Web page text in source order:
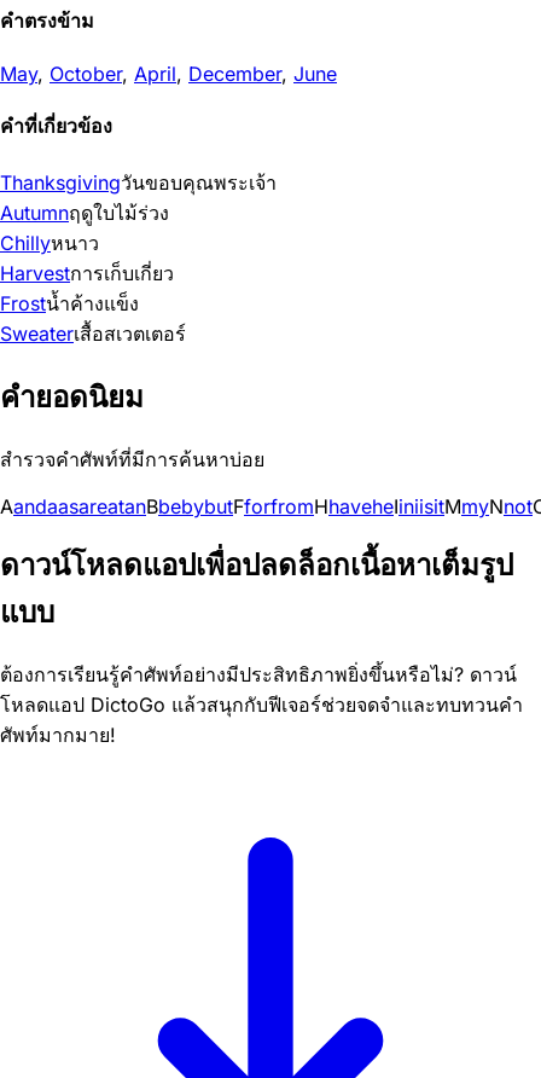
คำตรงข้าม
May, October, April, December, June
คำที่เกี่ยวข้อง
Thanksgivingวันขอบคุณพระเจ้า
Autumnฤดูใบไม้ร่วง
Chillyหนาว
Harvestการเก็บเกี่ยว
Frostน้ำค้างแข็ง
Sweaterเสื้อสเวตเตอร์
คำยอดนิยม
สำรวจคำศัพท์ที่มีการค้นหาบ่อย
AandaasareatanBbebybutFforfromHhaveheIiniisitMmyNnot
ดาวน์โหลดแอปเพื่อปลดล็อกเนื้อหาเต็มรูป
แบบ
ต้องการเรียนรู้คำศัพท์อย่างมีประสิทธิภาพยิ่งขึ้นหรือไม่? ดาวน์
โหลดแอป DictoGo แล้วสนุกกับฟีเจอร์ช่วยจดจำและทบทวนคำ
ศัพท์มากมาย!